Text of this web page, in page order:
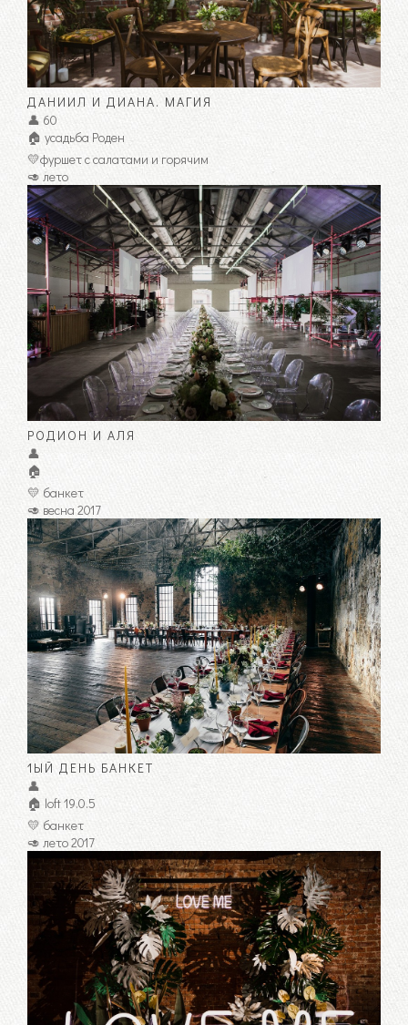
ДАНИИЛ И ДИАНА. МАГИЯ
👤 60
🏠 усадьба Роден
💛фуршет с салатами и горячим
🥑 лето
РОДИОН И АЛЯ
👤
🏠
💛 банкет
🥑 весна 2017
1ЫЙ ДЕНЬ БАНКЕТ
👤
🏠 loft 19.0.5
💛 банкет
🥑 лето 2017